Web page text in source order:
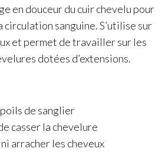
en douceur du cuir chevelu pour
circulation sanguine. S’utilise sur
et permet de travailler sur les
dotées d’extensions.
de sanglier
casser la chevelure
arracher les cheveux